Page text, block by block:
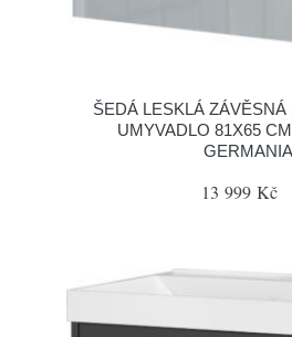
ŠEDÁ LESKLÁ ZÁVĚSNÁ
UMYVADLO 81X65
GERMANIA
13 999 Kč